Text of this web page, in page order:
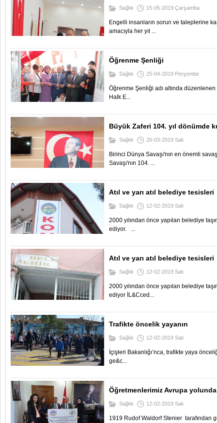
Sağlık 15-05-2019 Çarşamba
Engelli insanların sorun ve taleplerine
amacıyla her yıl ...
Öğrenme Şenliği
Sağlık 25-04-2019 Perşembe
Öğrenme Şenliği adı altında
Halk E...
Büyük Zaferi 104. yıl dönümde
Sağlık 26-03-2019 Salı
Birinci Dünya Savaşı'nın en önemli
Savaşı'nın 104. ...
Atıl ve yarı atıl belediye tesisleri
Sağlık 12-02-2019 Salı
2000 yılından önce yapılan belediye
ediyor. ...
Atıl ve yarı atıl belediye tesisleri
Sağlık 12-02-2019 Salı
2000 yılından önce yapılan belediye
ediyor İL&Cced...
Trafikte öncelik yayanın
Sağlık 12-02-2019 Salı
İçişleri Bakanlığı’nca, trafikte yaya
ge&c...
Öğretmenlerimiz Avrupa yolunda
Sağlık 12-02-2019 Salı
1919 Rudof Waldorf Stenier tarafından